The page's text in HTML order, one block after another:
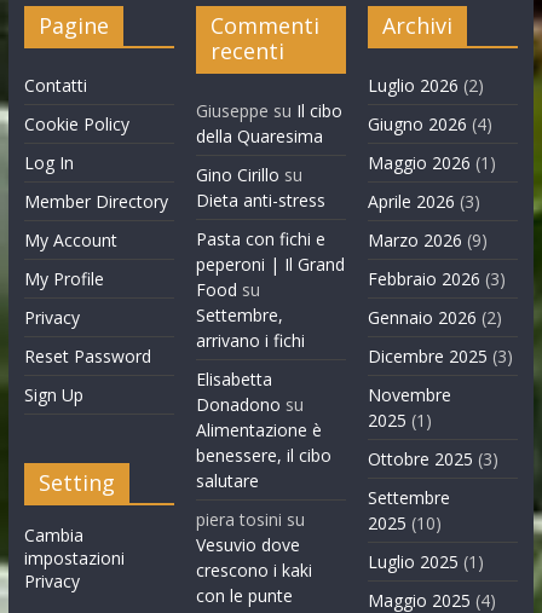
Pagine
Contatti
Cookie Policy
Log In
Member Directory
My Account
My Profile
Privacy
Reset Password
Sign Up
Setting
Cambia
impostazioni
Privacy
Commenti
recenti
Giuseppe su Il cibo
della Quaresima
Gino Cirillo su
Dieta anti-stress
Pasta con fichi e
peperoni | Il Grand
Food su
Settembre,
arrivano i fichi
Elisabetta
Donadono su
Alimentazione è
benessere, il cibo
salutare
piera tosini su
Vesuvio dove
crescono i kaki
con le punte
Archivi
Luglio 2026 (2)
Giugno 2026 (4)
Maggio 2026 (1)
Aprile 2026 (3)
Marzo 2026 (9)
Febbraio 2026 (3)
Gennaio 2026 (2)
Dicembre 2025 (3)
Novembre
2025 (1)
Ottobre 2025 (3)
Settembre
2025 (10)
Luglio 2025 (1)
Maggio 2025 (4)